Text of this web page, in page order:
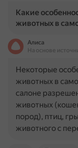
Какие
животных в
Алиса
На основе
Некоторые
животных в
салоне
животных
пород), птиц,
животного с